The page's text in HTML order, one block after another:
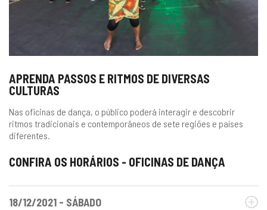
APRENDA PASSOS E RITMOS DE DIVERSAS
CULTURAS
Nas oficinas de dança, o público poderá interagir e descobrir
ritmos tradicionais e contemporâneos de sete regiões e países
diferentes.
CONFIRA OS HORÁRIOS - OFICINAS DE DANÇA
18/12/2021 - SÁBADO